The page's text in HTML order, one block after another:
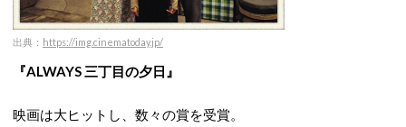
出典： https://img.cinematoday.jp/
『ALWAYS 三丁目の夕日』
映画は大ヒットし、数々の賞を受賞。